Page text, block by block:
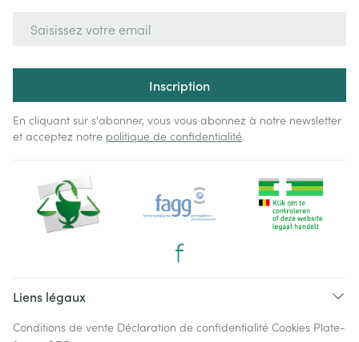
Inscription
En cliquant sur s'abonner, vous vous abonnez à notre newsletter
et acceptez notre politique de confidentialité.
Liens légaux
Conditions de vente Déclaration de confidentialité Cookies Plate-